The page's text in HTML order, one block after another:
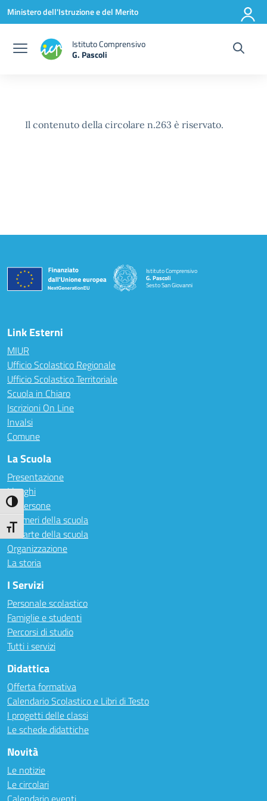
Attiva/disattiva alto contrasto
Attiva/disattiva dimensione testo
Vai ai contenuti
Vai al menu di navigazione
Vai al footer
Ministero dell'Istruzione e del Merito
Istituto Comprensivo
G. Pascoli
Il contenuto della circolare n.263 è riservato.
Istituto Comprensivo
G. Pascoli
Sesto San Giovanni
Link Esterni
MIUR
Ufficio Scolastico Regionale
Ufficio Scolastico Territoriale
Scuola in Chiaro
Iscrizioni On Line
Invalsi
Comune
La Scuola
Presentazione
I luoghi
Le persone
I numeri della scuola
Le carte della scuola
Organizzazione
La storia
I Servizi
Personale scolastico
Famiglie e studenti
Percorsi di studio
Tutti i servizi
Didattica
Offerta formativa
Calendario Scolastico e Libri di Testo
I progetti delle classi
Le schede didattiche
Novità
Le notizie
Le circolari